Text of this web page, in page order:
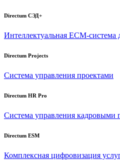
Directum СЭД+
Интеллектуальная ECM-система
Directum Projects
Система управления проектами
Directum HR Pro
Система управления кадровыми
Directum ESM
Комплексная цифровизация